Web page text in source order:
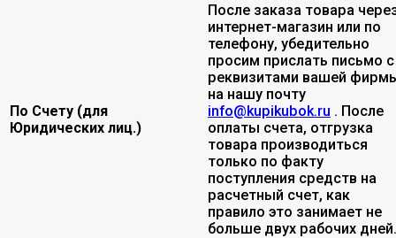
По Счету (для
Юридических лиц.)
После заказа товара
интернет-магазин или по
телефону, убедительно
просим прислать письмо с
реквизитами вашей
на нашу почту
info@kupikubok.ru . После
оплаты счета, отгрузка
товара производиться
только по факту
поступления средств на
расчетный счет, как
правило это занимает не
больше двух рабочих дней.